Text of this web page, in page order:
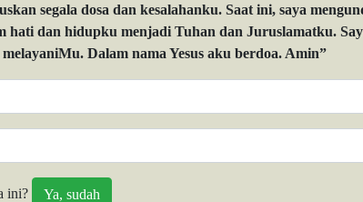
segala dosa dan kesalahanku. Saat ini, saya
hati dan hidupku menjadi Tuhan dan Juruslamatku.
Dalam nama Yesus aku berdoa. Amin”
ini?